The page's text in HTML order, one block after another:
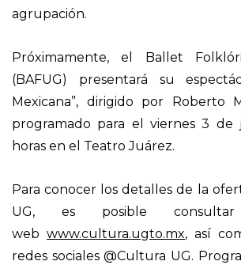
agrupación.
Próximamente, el Ballet
(BAFUG) presentará su
Mexicana”, dirigido por Roberto
programado para el viernes 3 de
horas en el Teatro Juárez.
Para conocer los detalles de la
UG, es posible
webwww.cultura.ugto.mx, así
redes sociales @Cultura UG.